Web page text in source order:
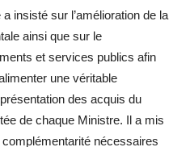
insisté sur l’amélioration de la
ainsi que sur le
et services publics afin
une véritable
des acquis du
de chaque Ministre. Il a mis
complémentarité nécessaires